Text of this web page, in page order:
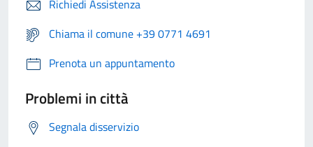
Richiedi Assistenza
Chiama il comune +39 0771 4691
Prenota un appuntamento
Problemi in città
Segnala disservizio